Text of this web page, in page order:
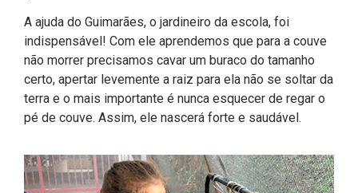
A ajuda do Guimarães, o jardineiro da escola, foi
indispensável! Com ele aprendemos que para a couve
não morrer precisamos cavar um buraco do tamanho
certo, apertar levemente a raiz para ela não se soltar da
terra e o mais importante é nunca esquecer de regar o
pé de couve. Assim, ele nascerá forte e saudável.